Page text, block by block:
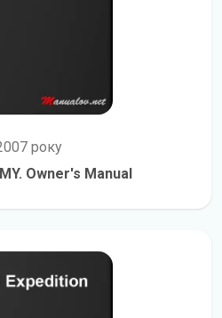
року
Owner's Manual